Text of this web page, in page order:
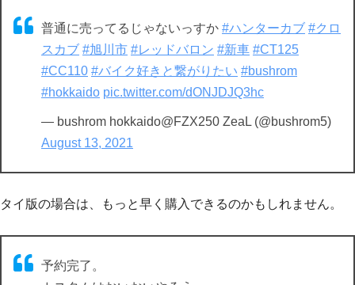
普通に売ってるじゃないっすか #ハンターカブ #クロ
スカブ #旭川市 #レッドバロン #新車 #CT125
#CC110 #バイク好きと繋がりたい #bushrom
#hokkaido pic.twitter.com/dONJDJQ3hc
— bushrom hokkaido@FZX250 ZeaL (@bushrom5)
August 13, 2021
タイ版の場合は、もっと早く購入できるのかもしれません。
予約完了。